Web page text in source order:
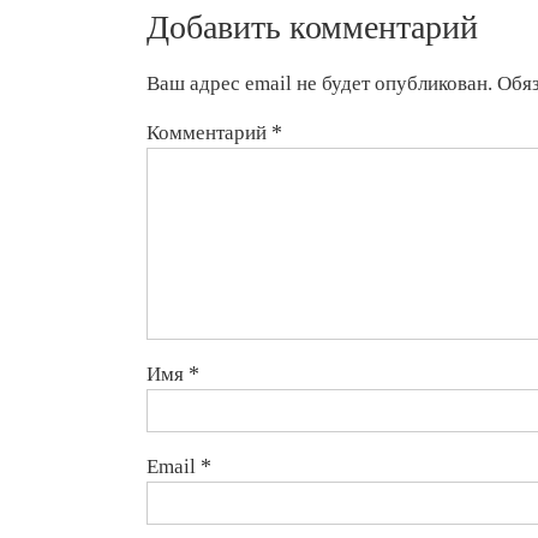
Добавить комментарий
Ваш адрес email не будет опубликован.
Комментарий *
Имя *
Email *